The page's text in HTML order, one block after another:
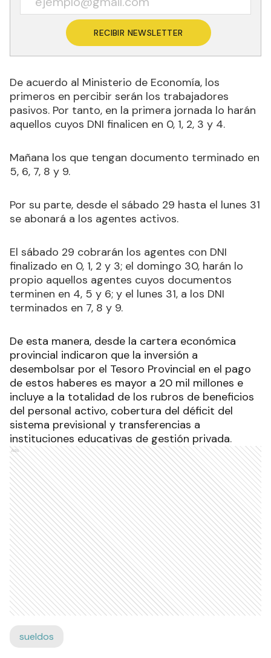
RECIBIR NEWSLETTER
De acuerdo al Ministerio de Economía, los
primeros en percibir serán los trabajadores
pasivos. Por tanto, en la primera jornada lo harán
aquellos cuyos DNI finalicen en 0, 1, 2, 3 y 4.
Mañana los que tengan documento terminado en
5, 6, 7, 8 y 9.
Por su parte, desde el sábado 29 hasta el lunes 31
se abonará a los agentes activos.
El sábado 29 cobrarán los agentes con DNI
finalizado en 0, 1, 2 y 3; el domingo 30, harán lo
propio aquellos agentes cuyos documentos
terminen en 4, 5 y 6; y el lunes 31, a los DNI
terminados en 7, 8 y 9.
De esta manera, desde la cartera económica
provincial indicaron que la inversión a
desembolsar por el Tesoro Provincial en el pago
de estos haberes es mayor a 20 mil millones e
incluye a la totalidad de los rubros de beneficios
del personal activo, cobertura del déficit del
sistema previsional y transferencias a
instituciones educativas de gestión privada.
Ads
sueldos